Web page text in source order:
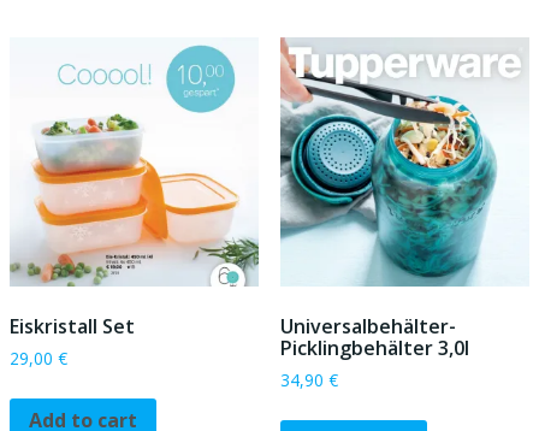
Eiskristall Set
29,00 €
Add to cart
Universalbehälter-
Picklingbehälter 3,0l
34,90 €